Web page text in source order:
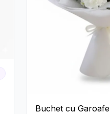
Buchet cu Garoafe